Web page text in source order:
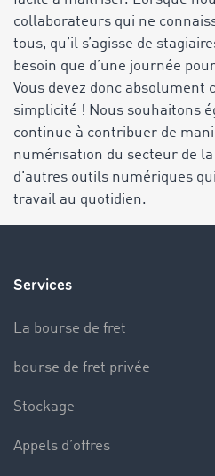
collaborateurs qui ne
tous, qu’il s’agisse de
besoin que d’une journée
Vous devez donc absolument
simplicité ! Nous souhaitons
continue à contribuer de
numérisation du secteur de
d’autres outils numériques
travail au quotidien.
Services
La bourse de fret
bourse de fret privée
Stockage
Appels d’offres